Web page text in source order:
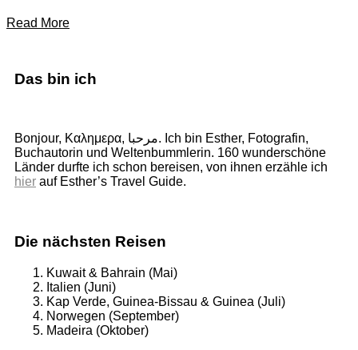
Read More
Das bin ich
Bonjour, Καλημερα, مرحبا. Ich bin Esther, Fotografin,
Buchautorin und Weltenbummlerin. 160 wunderschöne
Länder durfte ich schon bereisen, von ihnen erzähle ich
hier auf Esther’s Travel Guide.
Die nächsten Reisen
Kuwait & Bahrain (Mai)
Italien (Juni)
Kap Verde, Guinea-Bissau & Guinea (Juli)
Norwegen (September)
Madeira (Oktober)